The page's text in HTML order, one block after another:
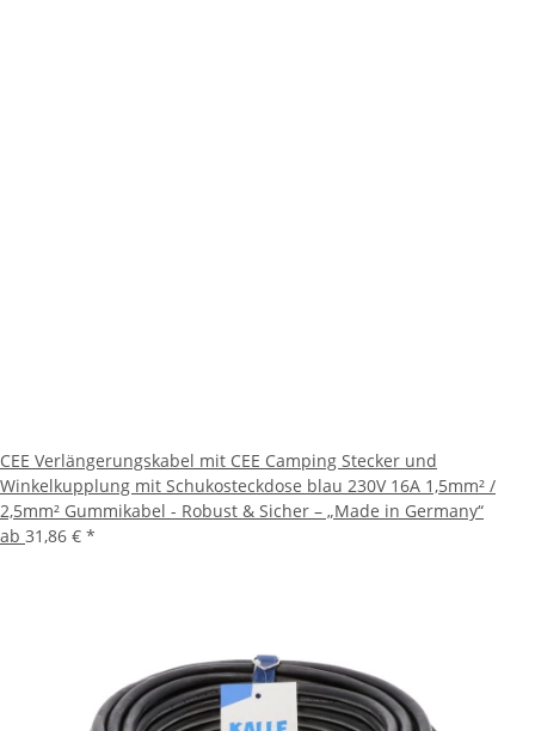
CEE Verlängerungskabel mit CEE Camping Stecker und
Winkelkupplung mit Schukosteckdose blau 230V 16A 1,5mm² /
2,5mm² Gummikabel - Robust & Sicher – „Made in Germany“
ab 31,86 € *